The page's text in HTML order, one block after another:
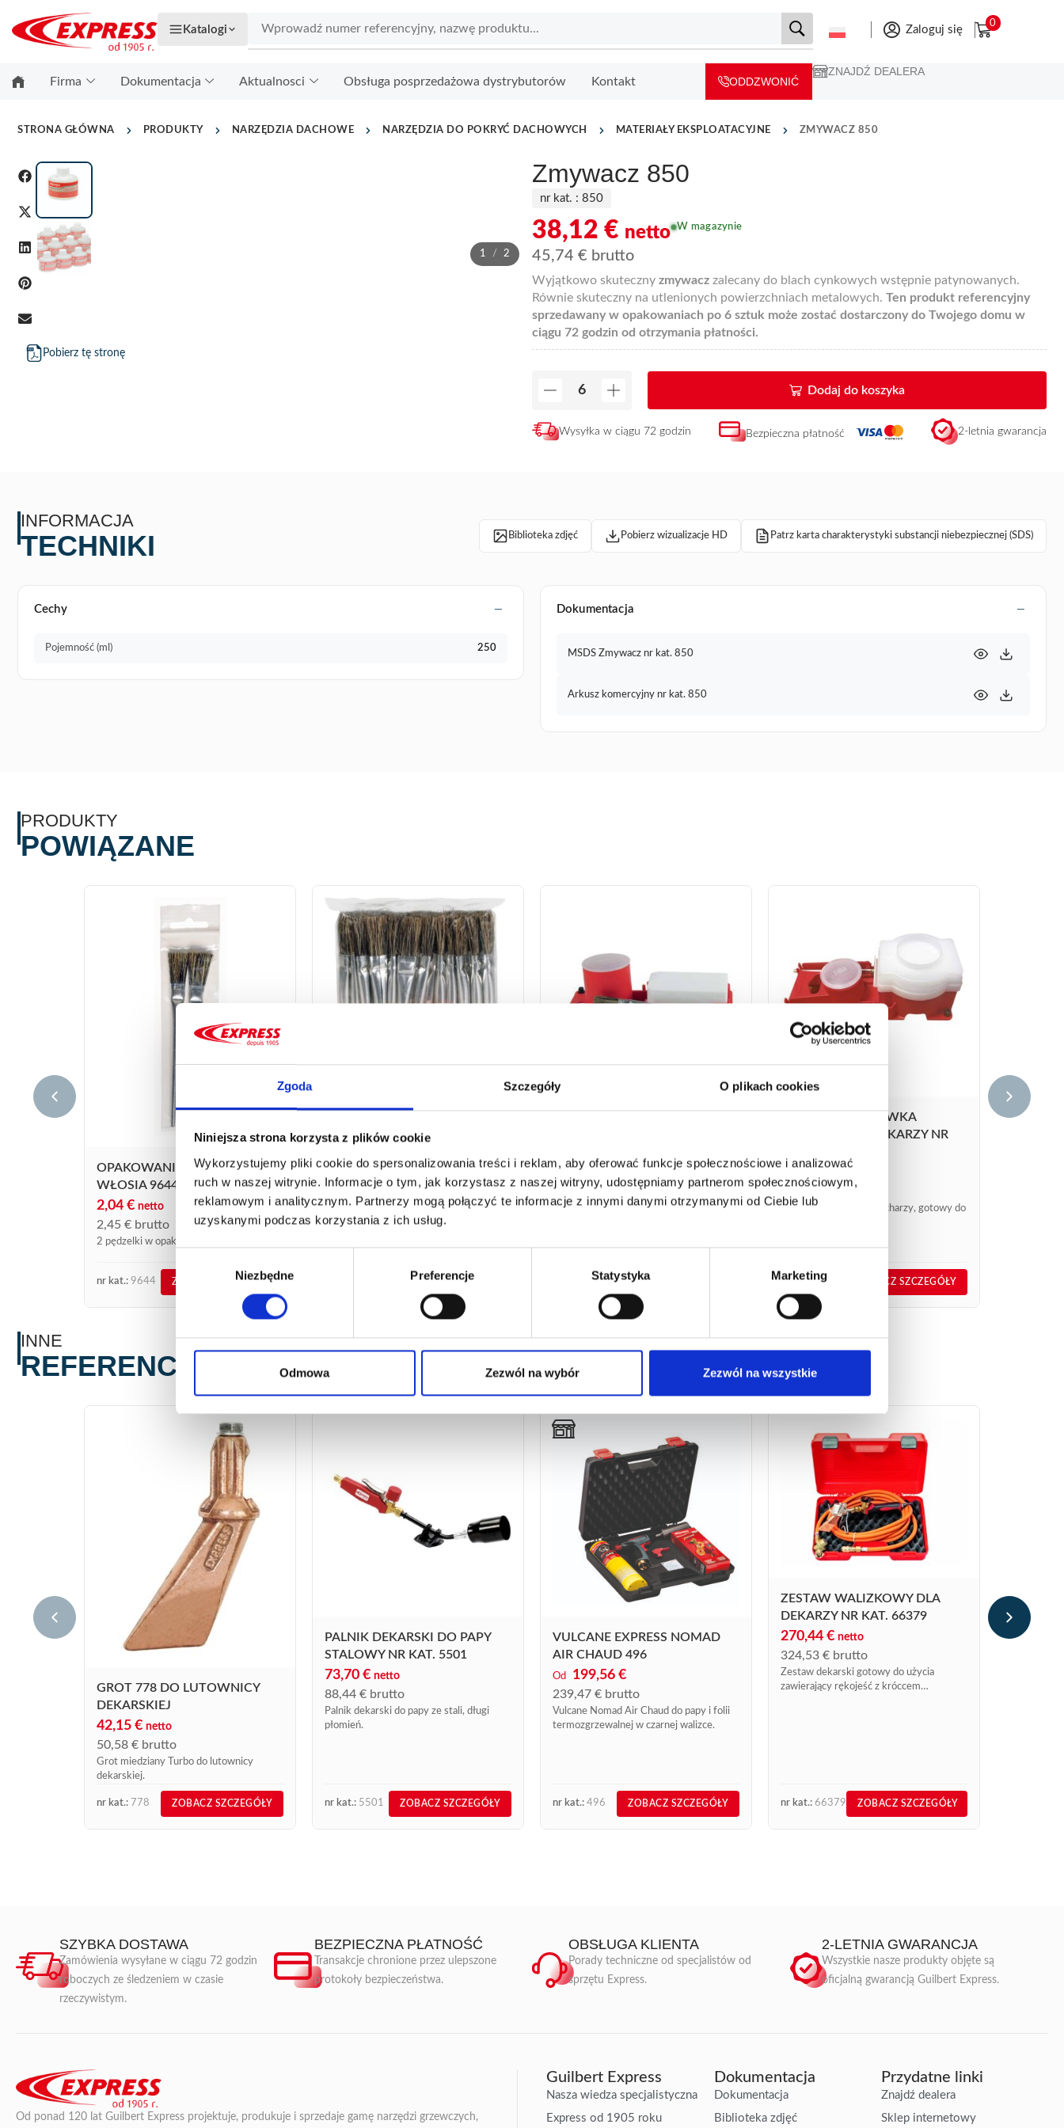
Zgoda Szczegóły O plikach cookies
Niniejsza strona korzysta z plików cookie
Wykorzystujemy pliki cookie do spersonalizowania treści i reklam, aby oferować funkcje społecznościowe i analizować
ruch w naszej witrynie. Informacje o tym, jak korzystasz z naszej witryny, udostępniamy partnerom społecznościowym,
reklamowym i analitycznym. Partnerzy mogą połączyć te informacje z innymi danymi otrzymanymi od Ciebie lub
uzyskanymi podczas korzystania z ich usług.
zgody
Niezbędne Preferencje Statystyka Marketing
Odmowa Zezwól na wybór Zezwól na wszystkie
Katalogi Zaloguj się
0
Firma Dokumentacja Aktualnosci Obsługa posprzedażowa dystrybutorów Kontakt ODDZWONIĆ
ZNAJDŹ DEALERA
STRONA GŁÓWNA PRODUKTY NARZĘDZIA DACHOWE NARZĘDZIA DO POKRYĆ DACHOWYCH MATERIAŁY EKSPLOATACYJNE ZMYWACZ 850
1 / 2
Pobierz tę stronę
Zmywacz 850
nr kat. : 850
38,12 € netto
45,74 € brutto
W magazynie
Wyjątkowo skuteczny zmywacz zalecany do blach cynkowych wstępnie patynowanych.
Równie skuteczny na utlenionych powierzchniach metalowych. Ten produkt referencyjny
sprzedawany w opakowaniach po 6 sztuk może zostać dostarczony do Twojego domu w
ciągu 72 godzin od otrzymania płatności.
Dodaj do koszyka
Wysyłka w ciągu 72 godzin Bezpieczna płatność 2-letnia gwarancja
INFORMACJA
TECHNIKI Biblioteka zdjęć Pobierz wizualizacje HD Patrz karta charakterystyki substancji niebezpiecznej (SDS)
Cechy
Pojemność (ml) 250
Dokumentacja
MSDS Zmywacz nr kat. 850
Arkusz komercyjny nr kat. 850
PRODUKTY
POWIĄZANE
OPAKOWANIE 2 PĘDZELKI Z
WŁOSIA 9644 DO TOPNIKA
2,04 € netto
2,45 € brutto
2 pędzelki w opakowaniu
nr kat.: 9644 ZOBACZ SZCZEGÓŁY
OPAKOWANIE 25 PĘDZELKÓW
9643
17,60€ netto
21,12€ brutto
torebce, do topnika Express.
ZOBACZ SZCZEGÓŁY
15,44 €
18,53 €brutto
Bardzo praktyczny zestaw-podstawka nr
9640 ZOBACZ SZCZEGÓŁY
ZESTAW-PODSTAWKA
PREMIUM DLA DEKARZY NR
21,76€
brutto
Zestaw dla dekarzy/blacharzy, gotowy do
nr kat.:9645 ZOBACZ SZCZEGÓŁY
INNE
REFERENCJE
GROT 778 DO LUTOWNICY
DEKARSKIEJ
42,15 € netto
50,58 € brutto
Grot miedziany Turbo do lutownicy
dekarskiej.
nr kat.: 778 ZOBACZ SZCZEGÓŁY
PALNIK DEKARSKI DO PAPY
STALOWY NR KAT. 5501
73,70 € netto
88,44 € brutto
Palnik dekarski do papy ze stali, długi
płomień.
nr kat.: 5501 ZOBACZ SZCZEGÓŁY
VULCANE EXPRESS NOMAD
AIR CHAUD 496
Od 199,56 €
239,47 € brutto
Vulcane Nomad Air Chaud do papy i folii
termozgrzewalnej w czarnej walizce.
nr kat.: 496 ZOBACZ SZCZEGÓŁY
ZESTAW WALIZKOWY DLA
DEKARZY NR KAT. 66379
270,44 € netto
324,53 € brutto
Zestaw dekarski gotowy do użycia
zawierający rękojeść z króccem
nr kat.: 66379 ZOBACZ SZCZEGÓŁY
130,13
156,16
SZYBKA DOSTAWA
Zamówienia wysyłane w ciągu 72 godzin
roboczych ze śledzeniem w czasie
rzeczywistym.
BEZPIECZNA PŁATNOŚĆ
Transakcje chronione przez ulepszone
protokoły bezpieczeństwa.
OBSŁUGA KLIENTA
Porady techniczne od specjalistów od
sprzętu Express.
2-LETNIA GWARANCJA
Wszystkie nasze produkty objęte są
oficjalną gwarancją Guilbert Express.
Od ponad 120 lat Guilbert Express projektuje, produkuje i sprzedaje gamę narzędzi grzewczych,
Guilbert Express
Nasza wiedza specjalistyczna
Express od 1905 roku
Dokumentacja
Dokumentacja
Biblioteka zdjęć
Przydatne linki
Znajdź dealera
Sklep internetowy